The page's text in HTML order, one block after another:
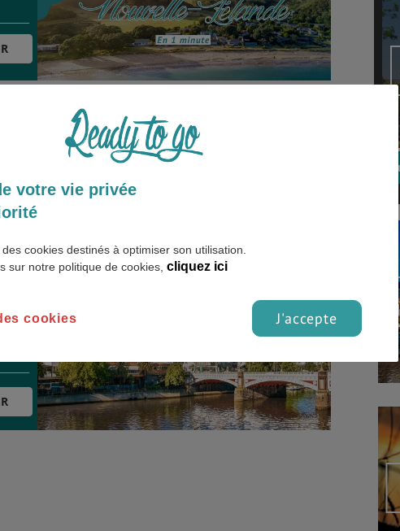
votre vie privée
cookies destinés à optimiser son utilisation.
sur notre politique de cookies, cliquez ici
J'accepte
cookies